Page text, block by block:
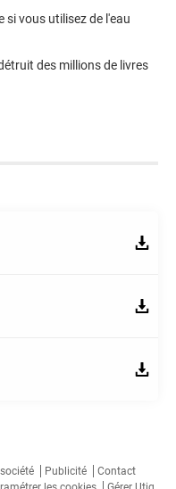
si vous utilisez de l'eau
des millions de livres
Publicité
Contact